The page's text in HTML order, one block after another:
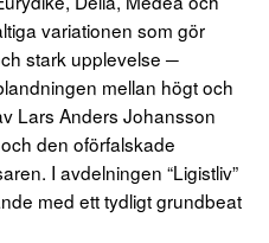
variationen som gör
stark upplevelse ─
mellan högt och
Lars Anders Johansson
den oförfalskade
I avdelningen “Ligistliv”
med ett tydligt grundbeat